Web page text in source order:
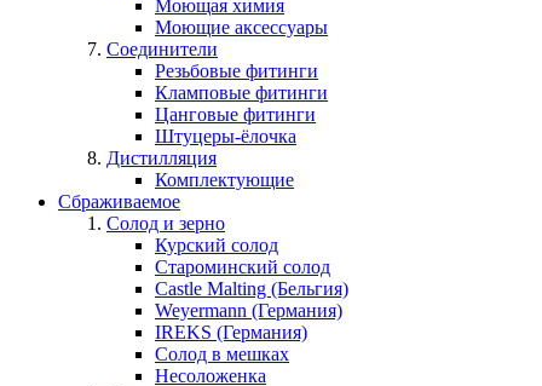
Моющая химия
Моющие аксессуары
Соединители
Резьбовые фитинги
Кламповые фитинги
Цанговые фитинги
Штуцеры-ёлочка
Дистилляция
Комплектующие
Сбраживаемое
Солод и зерно
Курский солод
Староминский солод
Castle Malting (Бельгия)
Weyermann (Германия)
IREKS (Германия)
Солод в мешках
Несоложенка